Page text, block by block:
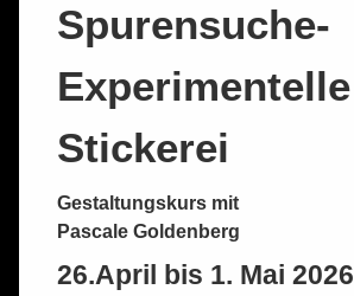
Spurensuche-
Experimentelle
Stickerei
Gestaltungskurs mit
Pascale Goldenberg
26.April bis 1. Mai 2026